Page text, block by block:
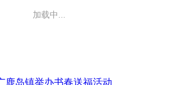
还没有评论，快来抢沙发吧~